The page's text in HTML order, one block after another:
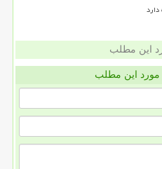
این مطلب
مورد این مطلب